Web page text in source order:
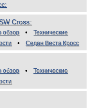
Cross
обзор
Технические
Седан Веста Кросс
обзор
Технические